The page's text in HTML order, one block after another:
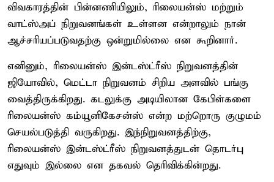
விவகாரத்தின் பின்னணியிலும், ரிலையன்ஸ் மற்றும்
வாட்ஸ்அப் நிறுவனங்கள் உள்ளன என்றாலும் நான்
ஆச்சரியப்படுவதற்கு ஒன்றுமில்லை என கூறினார்.
எனினும், ரிலையன்ஸ் இன்டஸ்ட்ரீஸ் நிறுவனத்தின்
ஜியோவில், மெட்டா நிறுவனம் சிறிய அளவில் பங்கு
வைத்திருக்கிறது. கடலுக்கு அடியிலான கேபிள்களை
ரிலையன்ஸ் கம்யூனிகேசன்ஸ் என்ற மற்றொரு குழுமம்
செயல்படுத்தி வருகிறது. இந்நிறுவனத்திற்கு,
ரிலையன்ஸ் இன்டஸ்ட்ரீஸ் நிறுவனத்துடன் தொடர்பு
எதுவும் இல்லை என தகவல் தெரிவிக்கின்றது.